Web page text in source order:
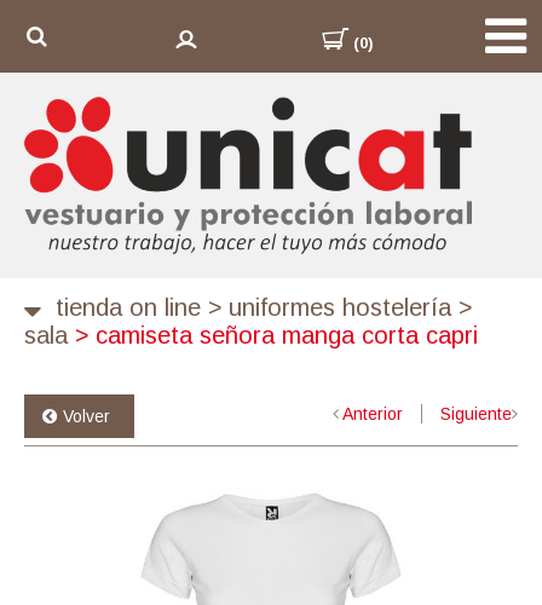
(0)
tienda on line > uniformes hostelería >
sala > camiseta señora manga corta capri
Volver Anterior Siguiente